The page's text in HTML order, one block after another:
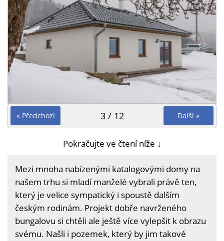
« Předchozí Další »
3 / 12
Pokračujte ve čtení níže ↓
Mezi mnoha nabízenými katalogovými domy na
našem trhu si mladí manželé vybrali právě ten,
který je velice sympatický i spoustě dalším
českým rodinám. Projekt dobře navrženého
bungalovu si chtěli ale ještě více vylepšit k obrazu
svému. Našli i pozemek, který by jim takové